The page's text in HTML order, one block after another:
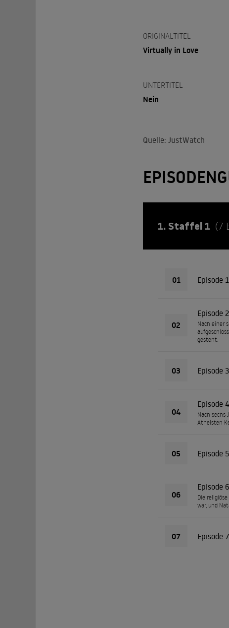
ORIGINALTITEL
Virtually in Love
UNTERTITEL
Nein
Quelle: JustWatch
1. Staffel 1 (7
01 Episode 1
02
Episode 2
Nach einer
gesteht.
03 Episode 3
04
Episode 4
Nach sechs
Atheisten
05 Episode 5
06
Episode 6
Die
war, und
07 Episode 7